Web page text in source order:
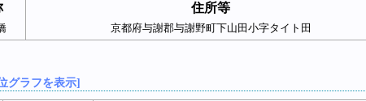
住所等
京都府与謝郡与謝野町下山田小字タイト田
グラフを表示]